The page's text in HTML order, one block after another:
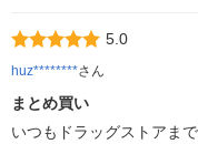
5.0
huz********さん
まとめ買い
いつもドラッグストアま